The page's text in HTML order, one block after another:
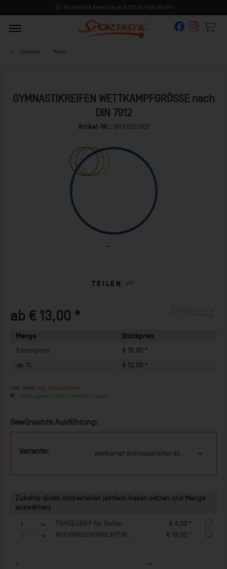
Persönliche Beratung ab 8:00 Uhr Früh (Mo-Fr)
Übersicht Reifen
GYMNASTIKREIFEN WETTKAMPFGRÖSSE nach
DIN 7912
Artikel-Nr.: 1813 030 002
TEILEN
ab € 13,00 *
Menge
Stückpreis
Einzelpreis
€ 15,00 *
ab 10 € 13,00 *
*inkl. MwSt. zzgl. Versandkosten
Artikel lagernd, lieferbar innerhalb 3 Tagen!
Gewünschte Ausführung:
Variante:
Zubehör direkt mitbestellen (einfach Haken setzen und Menge
auswählen)
TRAGEGRIFF für Reifen
€ 4,00 *
AUFHÄNGEVORRICHTUNG U-FORM für Seile, Reifen & Stäbe
€ 19,00 *